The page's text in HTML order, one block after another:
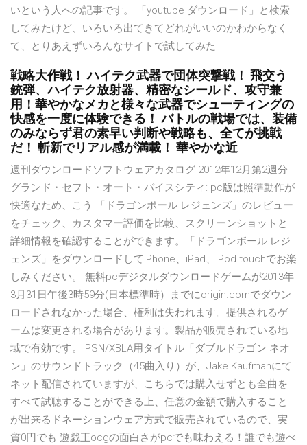
いという人への記事です。 「youtube ダウンロード」と検索
してみたけど、いろいろ出てきてどれがいいのかわからなく
て、とりあえずいろんなサイトで試してみた
戦略大作戦！ ハイテク武器で団体突撃戦！ 飛交う
銃弾、ハイテク放射器、精密なシールド、攻守兼
用！華やかなメカと様々な武器でシューティングの
快感を一度に体験できる！ バトルの戦場では、装備
のみならず君の素早い判断や戦略も、全てが挑戦
だ！ 斬新でリアル感が満載！ 華やかな近
週刊ダウンロードソフトウェアカタログ 2012年12月第2週分
グランド・セフト・オート・バイスシティ: pc版は照準動作が
快適なため、こう ‎「ドラゴンボール レジェンズ」のレビュー
をチェック、カスタマー評価を比較、スクリーンショットと
詳細情報を確認することができます。「ドラゴンボール レジ
ェンズ」をダウンロードしてiPhone、iPad、iPod touchでお楽
しみください。 無料pcデジタルダウンロードゲームが2013年
3月31日午後3時59分(日本標準時）までにorigin.comでダウン
ロードされなかった場合、権利は失われます。提供されるゲ
ームは変更される場合があります。製品が販売されている地
域で有効です。 PSN/XBLA用タイトル「ダブルドラゴン ネオ
ン」のサウンドトラック（45曲入り）が、Jake Kaufmanにて
ネット配信されていますが、こちらでは購入せずとも全曲を
すべて試聴することができる上、任意の金額で購入すること
が出来るドネーションウェア方式で販売されているので、実
質0円でも 遊戯王ocgの面白さがpcでも味わえる！誰でも遊べ